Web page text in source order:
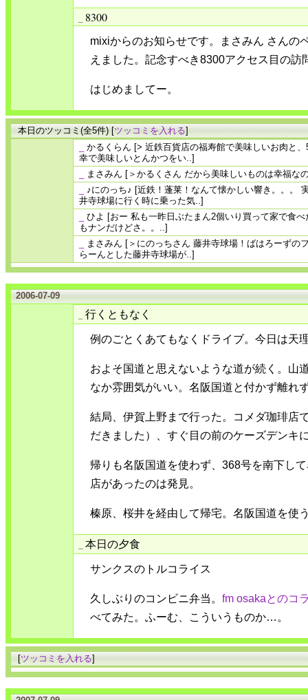
8300
mixiからのお知らせです。まさみん さんの
えました。記念すべき8300アクセス目の訪
はじめましてー。
本日のツッコミ(全5件) [ツッコミを入れる]
かるくらん [> 近鉄百貨店の福寿館で美味しいお肉と
幸で美味しいとんかつをい..]
まさみん [＞かるくさん だから美味しいものは幸福な
♪にのっち♪ [近鉄！蓬莱！なんて懐かしい響き。。。
井寺球場に行く時に乗った気..]
ひよ [おー 私も一昨日ぶたまん2個いり買って家で食
もナンだけどさ。。..]
まさみん [＞にのっちさん 藤井寺球場！ばはろーずの
らーんとした藤井寺球場が..]
2006-07-09
行くともなく
例のごとくあてもなくドライブ。今日は天
およそ国道と思えないような道が続く。山
なか雰囲気がいい。名阪国道と付かず離れ
結局、伊賀上野まで行った。コメダ珈琲店
だきました）、すぐ目の前のケーズデンキ
帰りも名阪国道を使わず、368号を南下し
店があったのは発見。
榛原、桜井を経由して帰宅。名阪国道を使
本日の夕食
サンクスのトルコライス
久しぶりのコンビニ弁当。 fm osakaとのコ
べてみた。ふーむ、こういうものか…。
[ツッコミを入れる]